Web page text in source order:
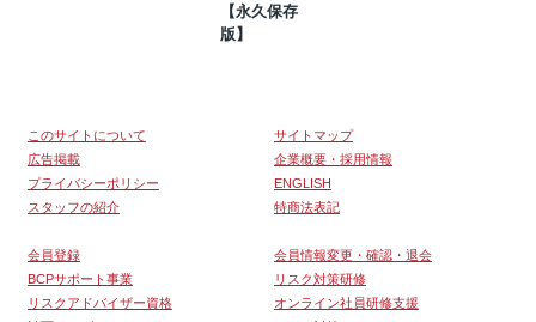
【永久保存
版】
このサイトについて
サイトマップ
広告掲載
企業概要・採用情報
プライバシーポリシー
ENGLISH
スタッフの紹介
特商法表記
会員登録
会員情報変更・確認・退会
BCPサポート事業
リスク対策研修
リスクアドバイザー資格
オンライン社員研修支援